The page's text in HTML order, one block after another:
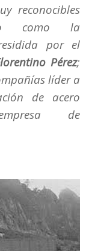
reconocibles
como la
por el
Pérez;
líder a
de acero
de